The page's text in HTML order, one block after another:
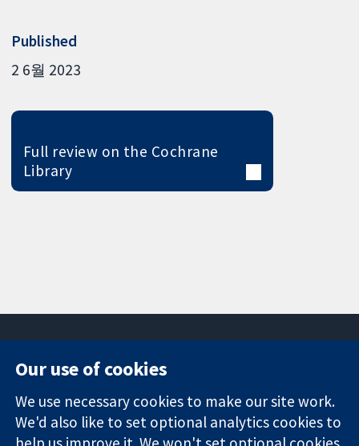
Published
2 6월 2023
Full review on the Cochrane
Library
Trusted
evidence.
Square
London
W1G 0AN
News
Press office
About us
Our use of cookies
We use necessary cookies to make our site work.
We'd also like to set optional analytics cookies to